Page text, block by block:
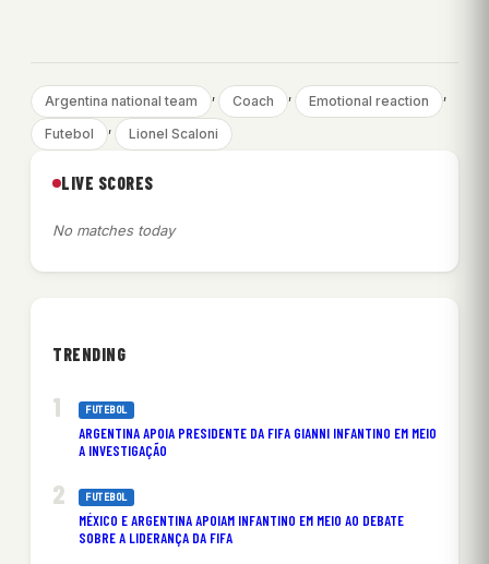
Argentina national team , Coach , Emotional reaction ,
Futebol , Lionel Scaloni
LIVE SCORES
No matches today
TRENDING
FUTEBOL
ARGENTINA APOIA PRESIDENTE DA FIFA GIANNI INFANTINO EM MEIO
A INVESTIGAÇÃO
FUTEBOL
MÉXICO E ARGENTINA APOIAM INFANTINO EM MEIO AO DEBATE
SOBRE A LIDERANÇA DA FIFA